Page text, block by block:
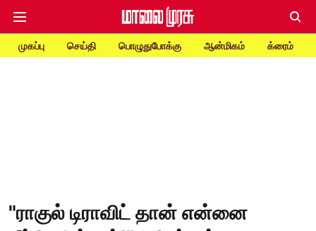
முகப்பு செய்தி பொழுதுபோக்கு ஆன்மிகம் க்ரைம்
"ராகுல் டிராவிட் தான் என்னை